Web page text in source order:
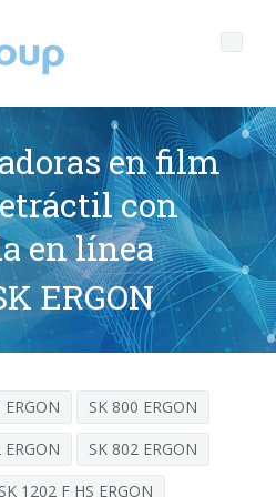
Seguridad
PET/ rPET
en film
con
en línea
ERGON
ERGON
SK 800 ERGON
ERGON
SK 802 ERGON
SK 1202 F HS ERGON